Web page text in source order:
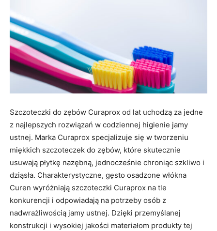
Szczoteczki do zębów Curaprox od lat uchodzą za jedne
z najlepszych rozwiązań w codziennej higienie jamy
ustnej. Marka Curaprox specjalizuje się w tworzeniu
miękkich szczoteczek do zębów, które skutecznie
usuwają płytkę nazębną, jednocześnie chroniąc szkliwo i
dziąsła. Charakterystyczne, gęsto osadzone włókna
Curen wyróżniają szczoteczki Curaprox na tle
konkurencji i odpowiadają na potrzeby osób z
nadwrażliwością jamy ustnej. Dzięki przemyślanej
konstrukcji i wysokiej jakości materiałom produkty tej